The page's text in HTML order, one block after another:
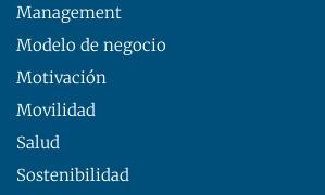
Management
Modelo de negocio
Motivación
Movilidad
Salud
Sostenibilidad